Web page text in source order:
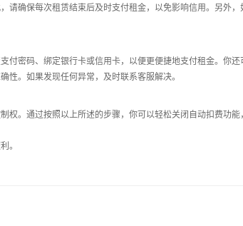
确保每次租赁结束后及时支付租金，以免影响信用。另外
密码、绑定银行卡或信用卡，以便更便捷地支付租金。你
。如果发现任何异常，及时联系客服解决。
。通过按照以上所述的步骤，你可以轻松关闭自动扣费功
。